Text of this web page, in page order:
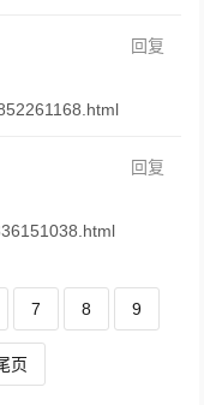
回复
回复
7 8 9
页